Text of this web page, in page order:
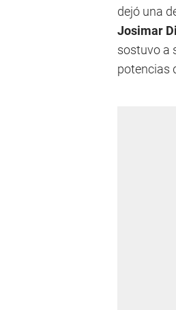
dejó una
Josimar
sostuvo a
potencias